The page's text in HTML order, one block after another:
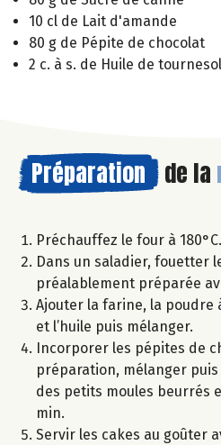
10 cl de Lait d'amande
80 g de Pépite de chocolat
2 c. à s. de Huile de tournesol
Préparation de la
Préchauffez le four à 180°C.
Dans un saladier, fouetter
préalablement préparée
Ajouter la farine, la poudre
et l’huile puis mélanger.
Incorporer les pépites de
préparation, mélanger
des petits moules beurrés
min.
Servir les cakes au goûter